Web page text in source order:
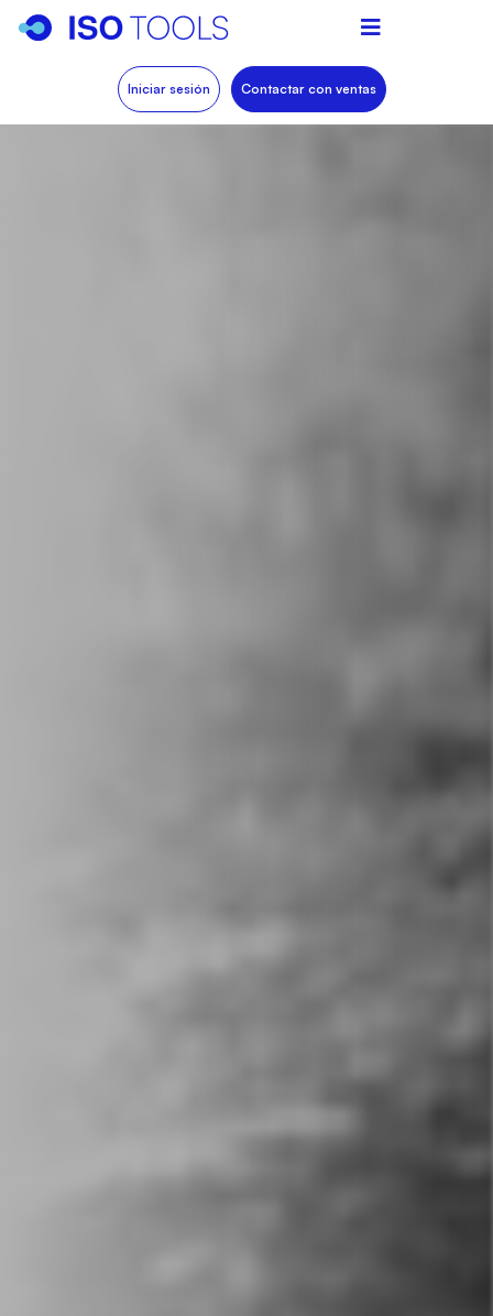
Iniciar sesión Contactar con ventas